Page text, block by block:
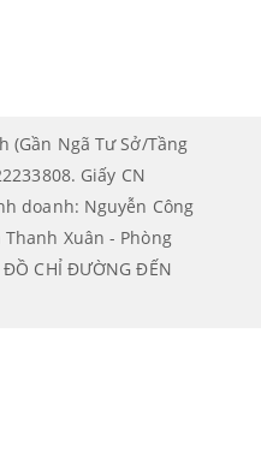
(Gần Ngã Tư Sở/Tầng
Giấy CN
doanh: Nguyễn Công
Xuân - Phòng
CHỈ ĐƯỜNG ĐẾN